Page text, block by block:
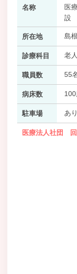
名称
医
設
所在地 島
診療科目 老
職員数 55
病床数
駐車場 あ
医療法人社団